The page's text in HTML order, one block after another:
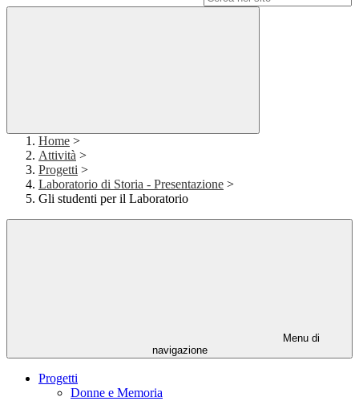
Home >
Attività >
Progetti >
Laboratorio di Storia - Presentazione >
Gli studenti per il Laboratorio
Menu di
navigazione
Progetti
Donne e Memoria